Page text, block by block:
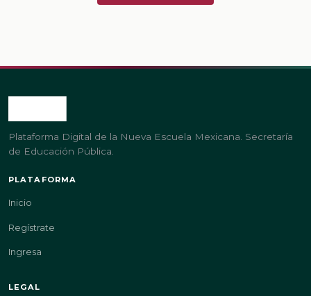
Plataforma Digital de la Nueva Escuela Mexicana. Secretaría
de Educación Pública.
PLATAFORMA
Inicio
Regístrate
Ingresa
LEGAL